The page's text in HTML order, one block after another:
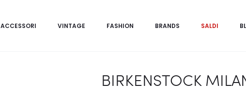
ACCESSORI VINTAGE FASHION BRANDS SALDI
BIRKENSTOCK